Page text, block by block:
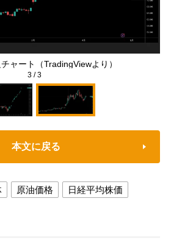
ャート（TradingViewより）
3/3
本文に戻る
原油価格
日経平均株価